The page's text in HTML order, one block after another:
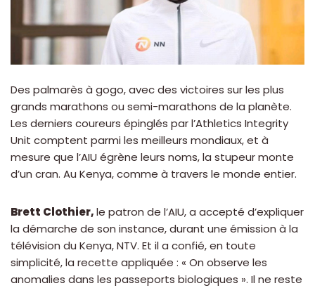
Des palmarès à gogo, avec des victoires sur les plus
grands marathons ou semi-marathons de la planète.
Les derniers coureurs épinglés par l’Athletics Integrity
Unit comptent parmi les meilleurs mondiaux, et à
mesure que l’AIU égrène leurs noms, la stupeur monte
d’un cran. Au Kenya, comme à travers le monde entier.
Brett Clothier,le patron de l’AIU, a accepté d’expliquer
la démarche de son instance, durant une émission à la
télévision du Kenya, NTV. Et il a confié, en toute
simplicité, la recette appliquée : « On observe les
anomalies dans les passeports biologiques ». Il ne reste